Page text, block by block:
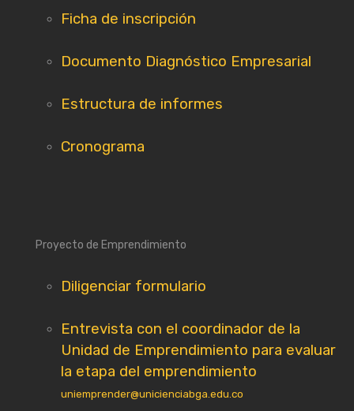
Ficha de inscripción
Documento Diagnóstico Empresarial
Estructura de informes
Cronograma
Proyecto de Emprendimiento
Diligenciar formulario
Entrevista con el coordinador de la
Unidad de Emprendimiento para evaluar
la etapa del emprendimiento
uniemprender@unicienciabga.edu.co